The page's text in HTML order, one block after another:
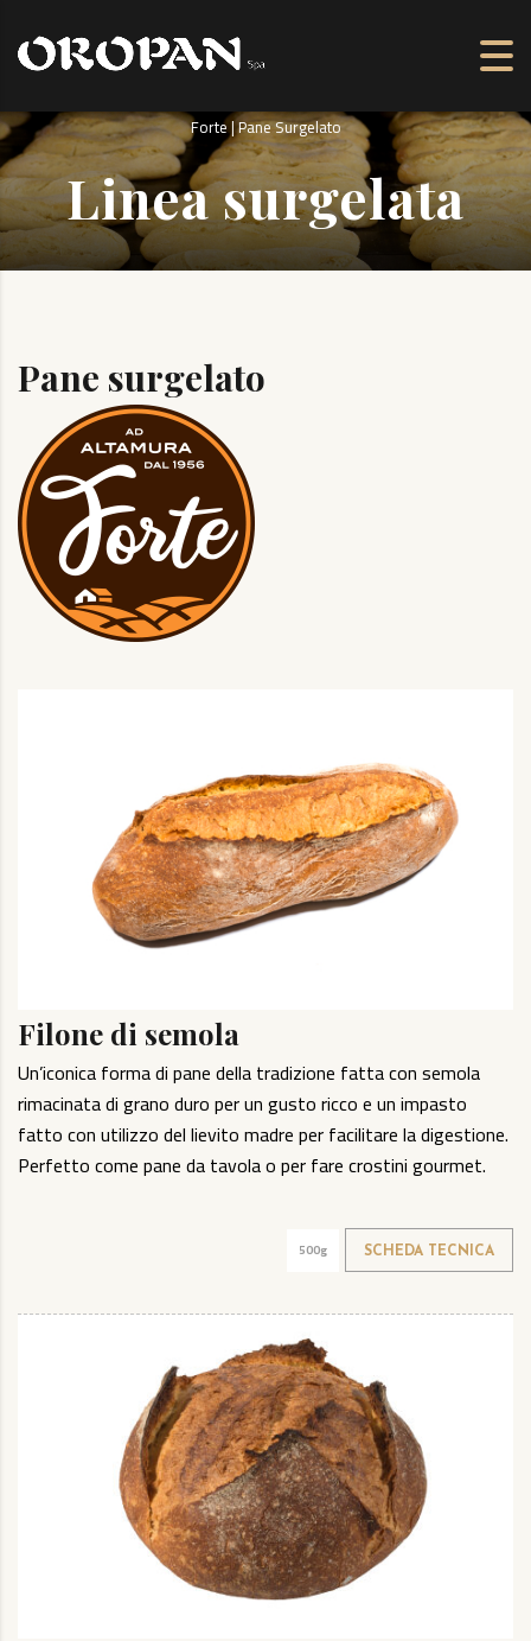
Forte | Pane Surgelato
Linea surgelata
Pane surgelato
Filone di semola
Un’iconica forma di pane della tradizione fatta con semola
rimacinata di grano duro per un gusto ricco e un impasto
fatto con utilizzo del lievito madre per facilitare la digestione.
Perfetto come pane da tavola o per fare crostini gourmet.
500g SCHEDA TECNICA